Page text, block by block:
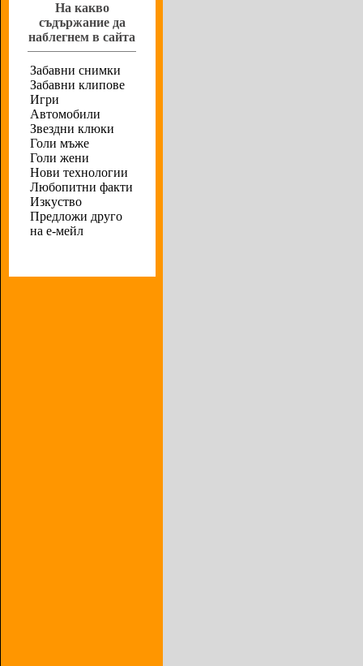
На какво
съдържание да
наблегнем в сайта
Забавни снимки
Забавни клипове
Игри
Автомобили
Звездни клюки
Голи мъже
Голи жени
Нови технологии
Любопитни факти
Изкуство
Предложи друго
на е-мейл